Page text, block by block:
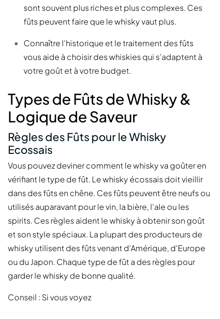
sont souvent plus riches et plus complexes. Ces
fûts peuvent faire que le whisky vaut plus.
Connaître l'historique et le traitement des fûts
vous aide à choisir des whiskies qui s'adaptent à
votre goût et à votre budget.
Types de Fûts de Whisky &
Logique de Saveur
Règles des Fûts pour le Whisky
Ecossais
Vous pouvez deviner comment le whisky va goûter en
vérifiant le type de fût. Le whisky écossais doit vieillir
dans des fûts en chêne. Ces fûts peuvent être neufs ou
utilisés auparavant pour le vin, la bière, l'ale ou les
spirits. Ces règles aident le whisky à obtenir son goût
et son style spéciaux. La plupart des producteurs de
whisky utilisent des fûts venant d'Amérique, d'Europe
ou du Japon. Chaque type de fût a des règles pour
garder le whisky de bonne qualité.
Conseil : Si vous voyez